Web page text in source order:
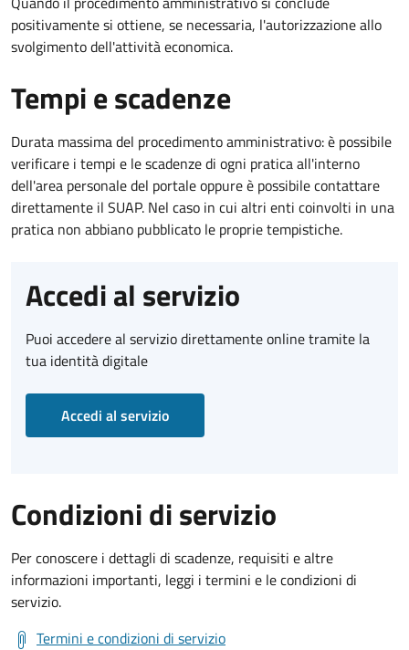
positivamente si ottiene, se necessaria, l'autorizzazione allo
svolgimento dell'attività economica.
Tempi e scadenze
Durata massima del procedimento amministrativo: è possibile
verificare i tempi e le scadenze di ogni pratica all'interno
dell'area personale del portale oppure è possibile contattare
direttamente il SUAP. Nel caso in cui altri enti coinvolti in una
pratica non abbiano pubblicato le proprie tempistiche.
Accedi al servizio
Puoi accedere al servizio direttamente online tramite la
tua identità digitale
Accedi al servizio
Condizioni di servizio
Per conoscere i dettagli di scadenze, requisiti e altre
informazioni importanti, leggi i termini e le condizioni di
servizio.
Termini e condizioni di servizio